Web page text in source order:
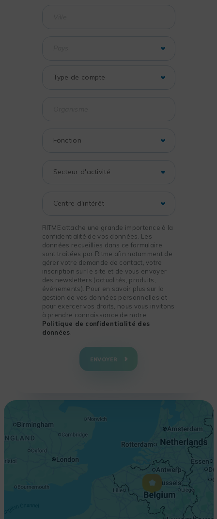
RITME attache une grande importance à la
confidentialité de vos données. Les
données recueillies dans ce formulaire
sont traitées par Ritme afin notamment de
gérer votre demande de contact, votre
inscription sur le site et de vous envoyer
des newsletters (actualités, produits,
événements). Pour en savoir plus sur la
gestion de vos données personnelles et
pour exercer vos droits, nous vous invitons
à prendre connaissance de notre
Politique de confidentialité des
données
ENVOYER